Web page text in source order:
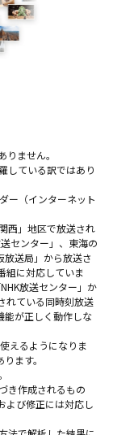
ません。
している訳ではあり
ー（インターネット
西」地区で放送され
センター」、東海の
放送局」から放送さ
組に対応していま
放送センター」か
れている同時刻放送
能が正しく動作しな
えるようになりま
ます。
き作成されるもの
よび修正には対応し